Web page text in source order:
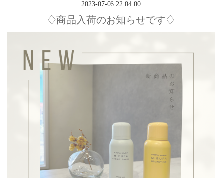
2023-07-06 22:04:00
♢商品入荷のお知らせです♢